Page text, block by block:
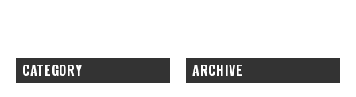
CATEGORY ARCHIVE